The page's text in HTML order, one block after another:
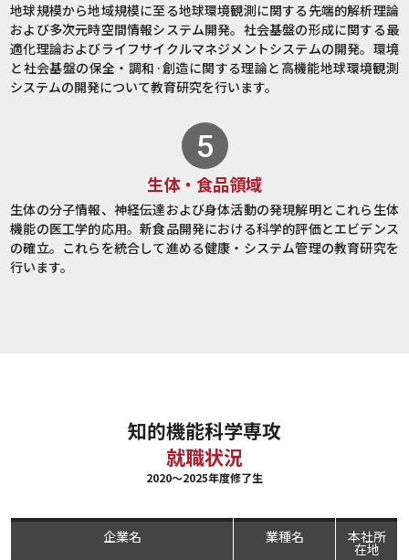
地球規模から地域規模に至る地球環境観測に関する先端的解析理論
および多次元時空間情報システム開発。社会基盤の形成に関する最
適化理論およびライフサイクルマネジメントシステムの開発。環境
と社会基盤の保全・調和·創造に関する理論と高機能地球環境観測
システムの開発について教育研究を行います。
生体・食品領域
生体の分子情報、神経伝達および身体活動の発現解明とこれら生体
機能の医工学的応用。新食品開発における科学的評価とエビデンス
の確立。これらを統合して進める健康・システム管理の教育研究を
行います。
知的機能科学専攻
就職状況
2020～2025年度修了生
企業名 業種名 本社所
在地